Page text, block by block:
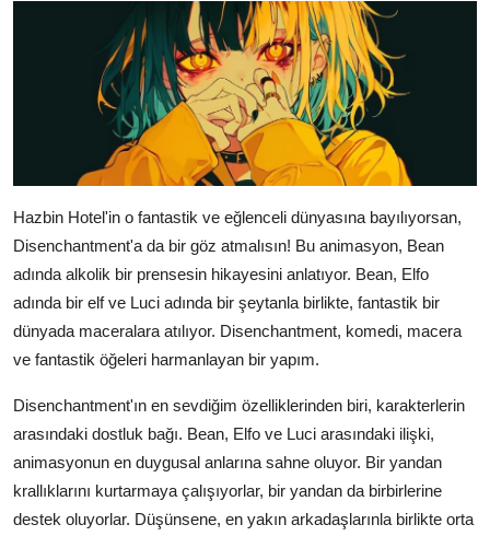
Hazbin Hotel'in o fantastik ve eğlenceli dünyasına bayılıyorsan,
Disenchantment'a da bir göz atmalısın! Bu animasyon, Bean
adında alkolik bir prensesin hikayesini anlatıyor. Bean, Elfo
adında bir elf ve Luci adında bir şeytanla birlikte, fantastik bir
dünyada maceralara atılıyor. Disenchantment, komedi, macera
ve fantastik öğeleri harmanlayan bir yapım.
Disenchantment'ın en sevdiğim özelliklerinden biri, karakterlerin
arasındaki dostluk bağı. Bean, Elfo ve Luci arasındaki ilişki,
animasyonun en duygusal anlarına sahne oluyor. Bir yandan
krallıklarını kurtarmaya çalışıyorlar, bir yandan da birbirlerine
destek oluyorlar. Düşünsene, en yakın arkadaşlarınla birlikte orta